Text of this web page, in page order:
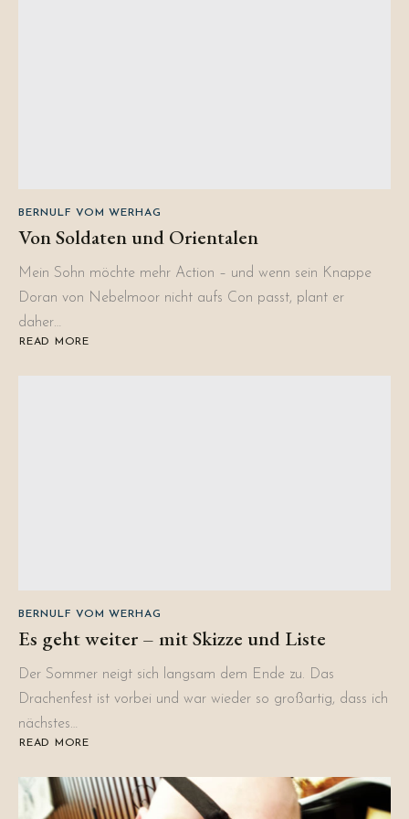
BERNULF VOM WERHAG
Von Soldaten und Orientalen
Mein Sohn möchte mehr Action – und wenn sein Knappe
Doran von Nebelmoor nicht aufs Con passt, plant er
daher…
READ MORE
ABOUT
UND
BERNULF VOM WERHAG
Es geht weiter – mit Skizze und Liste
Der Sommer neigt sich langsam dem Ende zu. Das
Drachenfest ist vorbei und war wieder so großartig, dass ich
nächstes…
READ MORE
ABOUT
WEITER
MIT
SKIZZE